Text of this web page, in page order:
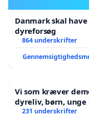
Danmark skal
dyreforsøg
864 underskrifter
Vi som kræver
dyreliv, børn, unge
Der er
231 underskrifter